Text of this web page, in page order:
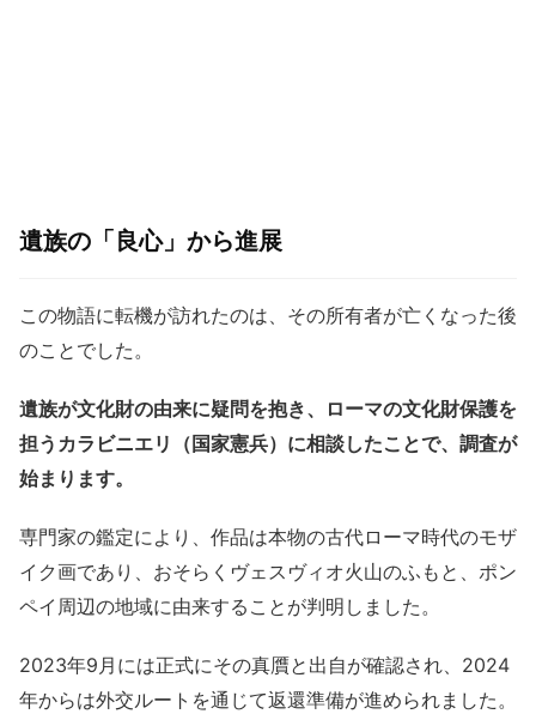
遺族の「良心」から進展
この物語に転機が訪れたのは、その所有者が亡くなった後
のことでした。
遺族が文化財の由来に疑問を抱き、ローマの文化財保護を
担うカラビニエリ（国家憲兵）に相談したことで、調査が
始まります。
専門家の鑑定により、作品は本物の古代ローマ時代のモザ
イク画であり、おそらくヴェスヴィオ火山のふもと、ポン
ペイ周辺の地域に由来することが判明しました。
2023年9月には正式にその真贋と出自が確認され、2024
年からは外交ルートを通じて返還準備が進められました。